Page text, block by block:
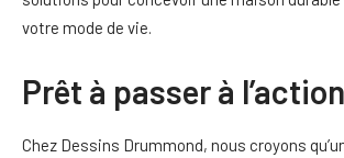
votre mode de vie.
Prêt à passer à
Chez Dessins Drummond, nous croyons